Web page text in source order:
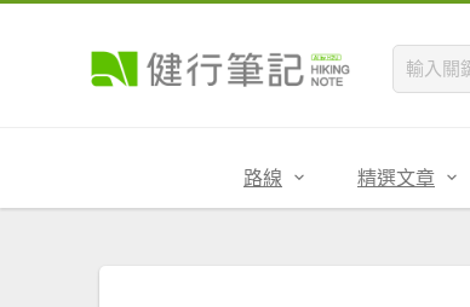
路線 精選文章